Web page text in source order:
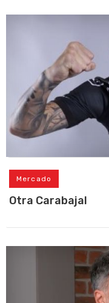
Mercado
Otra Carabajal